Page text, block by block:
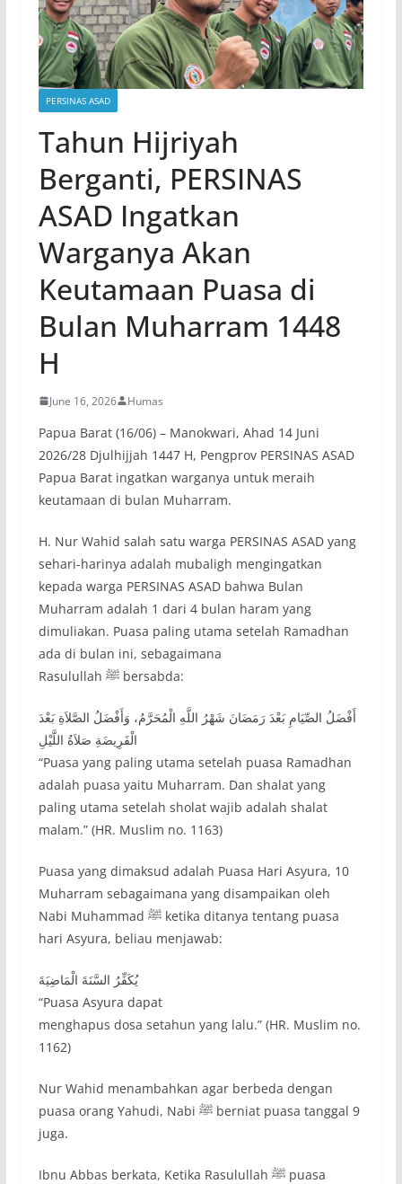
PERSINAS ASAD
Tahun Hijriyah
Berganti, PERSINAS
ASAD Ingatkan
Warganya Akan
Keutamaan Puasa di
Bulan Muharram 1448
H
June 16, 2026 Humas
Papua Barat (16/06) – Manokwari, Ahad 14 Juni
2026/28 Djulhijjah 1447 H, Pengprov PERSINAS ASAD
Papua Barat ingatkan warganya untuk meraih
keutamaan di bulan Muharram.
H. Nur Wahid salah satu warga PERSINAS ASAD yang
sehari-harinya adalah mubaligh mengingatkan
kepada warga PERSINAS ASAD bahwa Bulan
Muharram adalah 1 dari 4 bulan haram yang
dimuliakan. Puasa paling utama setelah Ramadhan
ada di bulan ini, sebagaimana
Rasulullah ﷺ bersabda:
أَفْضَلُ الصِّيَامِ بَعْدَ رَمَضَانَ شَهْرُ اللَّهِ الْمُحَرَّمُ، وَأَفْضَلُ الصَّلاَةِ بَعْدَ
الْفَرِيضَةِ صَلاَةُ اللَّيْلِ
“Puasa yang paling utama setelah puasa Ramadhan
adalah puasa yaitu Muharram. Dan shalat yang
paling utama setelah sholat wajib adalah shalat
malam.” (HR. Muslim no. 1163)
Puasa yang dimaksud adalah Puasa Hari Asyura, 10
Muharram sebagaimana yang disampaikan oleh
Nabi Muhammad ﷺ ketika ditanya tentang puasa
hari Asyura, beliau menjawab:
يُكَفِّرُ السَّنَةَ الْمَاضِيَةَ
“Puasa Asyura dapat
menghapus dosa setahun yang lalu.” (HR. Muslim no.
1162)
Nur Wahid menambahkan agar berbeda dengan
puasa orang Yahudi, Nabi ﷺ berniat puasa tanggal 9
juga.
Ibnu Abbas berkata, Ketika Rasulullah ﷺ puasa